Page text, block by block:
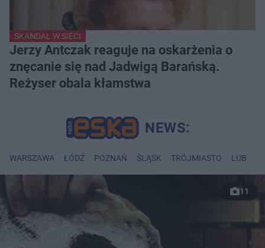
SKANDAL W SIECI
Jerzy Antczak reaguje na oskarżenia o
znęcanie się nad Jadwigą Barańską.
Reżyser obala kłamstwa
WARSZAWA ŁÓDŹ POZNAŃ ŚLĄSK TRÓJMIASTO LUBLIN
11